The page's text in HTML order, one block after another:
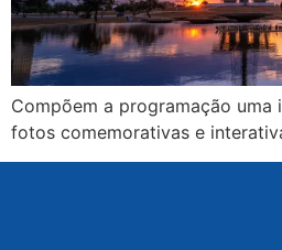
Compõem a programação uma
fotos comemorativas e